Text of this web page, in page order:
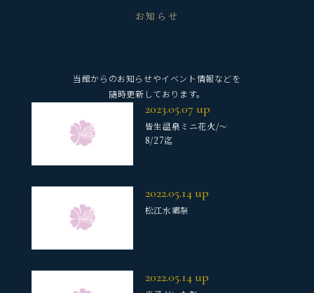
お知らせ
当館からのお知らせやイベント情報などを
随時更新しております。
2023.05.07 up
皆生温泉ミニ花火/～
8/27迄
2022.05.14up
松江水郷祭
2022.05.14up